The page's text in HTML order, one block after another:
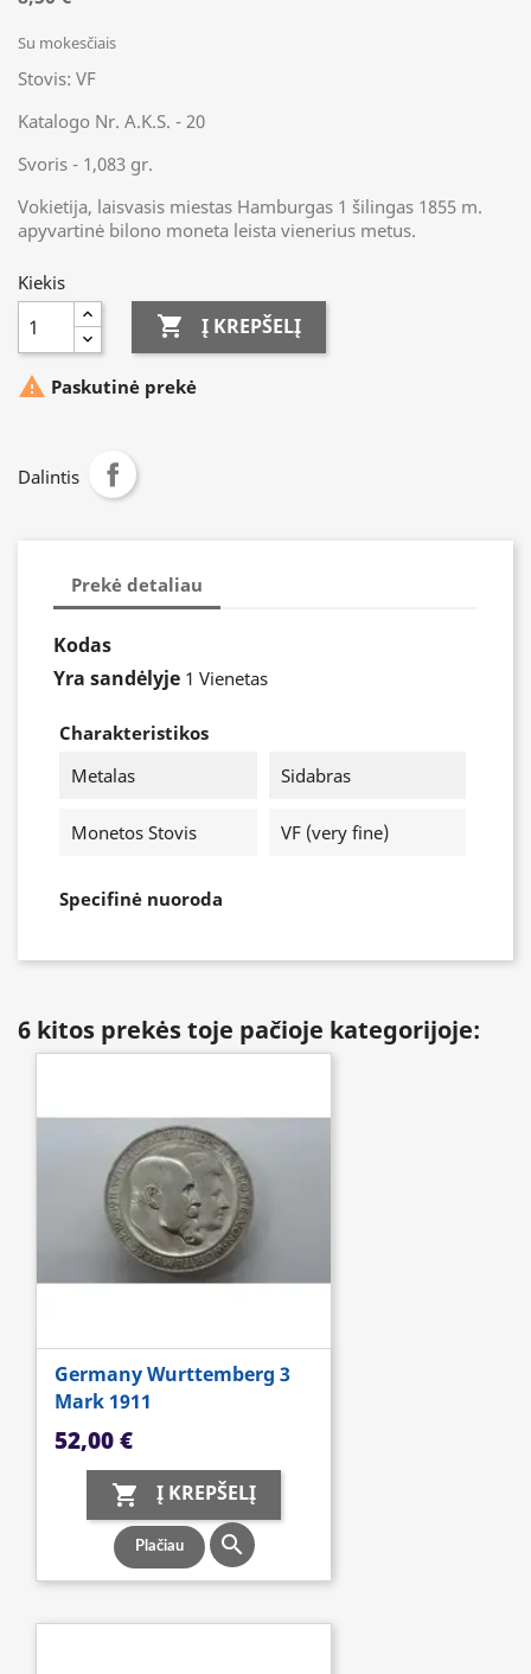
Su mokesčiais
Stovis: VF
Katalogo Nr. A.K.S. - 20
Svoris - 1,083 gr.
Vokietija, laisvasis miestas Hamburgas 1 šilingas 1855 m.
apyvartinė bilono moneta leista vienerius metus.
Kiekis
 Į KREPŠELĮ
 Paskutinė prekė
Dalintis
Prekė detaliau
Kodas
Yra sandėlyje 1 Vienetas
Charakteristikos
Metalas
Sidabras
Monetos Stovis VF (very fine)
Specifinė nuoroda
6 kitos prekės toje pačioje kategorijoje:
Germany Wurttemberg 3
Mark 1911
Kaina
52,00 €
 Į KREPŠELĮ
Plačiau 